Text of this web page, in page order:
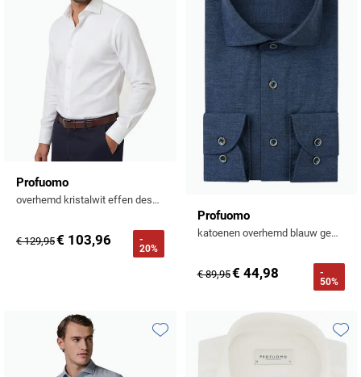
Profuomo
overhemd kristalwit effen dessin
€ 129,95€ 103,96
-
20%
Profuomo
katoenen overhemd blauw gemêleerd slim fit
€ 89,95€ 44,98
-
50%